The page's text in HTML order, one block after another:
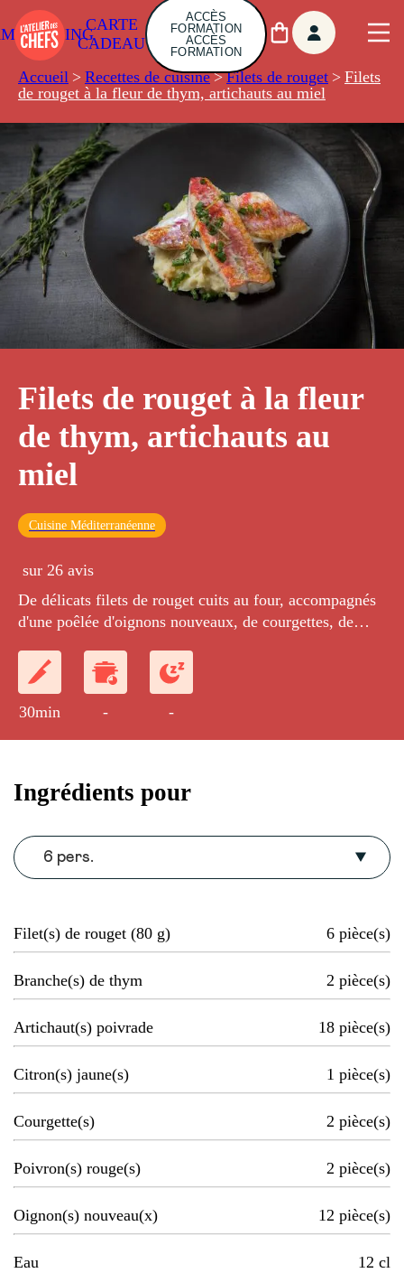
CARTE
CADEAU
ACCÈS
FORMATION
ACCÈS
FORMATION
Accueil > Recettes de cuisine > Filets de rouget > Filets
de rouget à la fleur de thym, artichauts au miel
Filets de rouget à la fleur
de thym, artichauts au
miel
Cuisine Méditerranéenne
sur 26 avis
De délicats filets de rouget cuits au four, accompagnés
d'une poêlée d'oignons nouveaux, de courgettes, de
miel.
30min - -
Ingrédients pour
6 pers.
Filet(s) de rouget (80 g) 6 pièce(s)
Branche(s) de thym 2 pièce(s)
Artichaut(s) poivrade 18 pièce(s)
Citron(s) jaune(s) 1 pièce(s)
Courgette(s) 2 pièce(s)
Poivron(s) rouge(s) 2 pièce(s)
Oignon(s) nouveau(x) 12 pièce(s)
Eau 12 cl